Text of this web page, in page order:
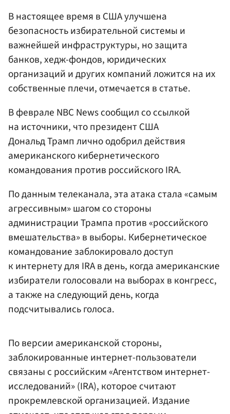
В настоящее время в США улучшена
безопасность избирательной системы и
важнейшей инфраструктуры, но защита
банков, хедж-фондов, юридических
организаций и других компаний ложится на их
собственные плечи, отмечается в статье.
В феврале NBC News сообщил со ссылкой
на источники, что президент США
Дональд Трамп лично одобрил действия
американского кибернетического
командования против российского IRA.
По данным телеканала, эта атака стала «самым
агрессивным» шагом со стороны
администрации Трампа против «российского
вмешательства» в выборы. Кибернетическое
командование заблокировало доступ
к интернету для IRA в день, когда американские
избиратели голосовали на выборах в конгресс,
а также на следующий день, когда
подсчитывались голоса.
По версии американской стороны,
заблокированные интернет-пользователи
связаны с российским «Агентством интернет-
исследований» (IRA), которое считают
прокремлевской организацией. Издание